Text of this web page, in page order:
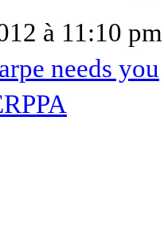
à 11:10
needs you